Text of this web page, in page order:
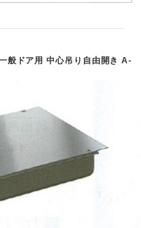
般ドア用 中心吊り自由開き A-